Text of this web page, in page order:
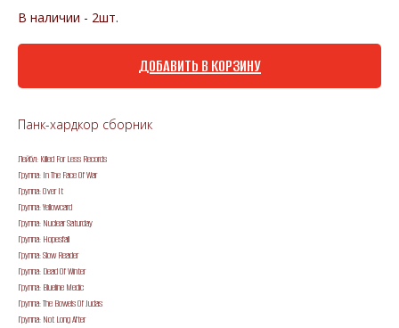
В наличии - 2шт.
ДОБАВИТЬ В КОРЗИНУ
Панк-хардкор сборник
Лейбл: Killed For Less Records
Группа: In The Face Of War
Группа: Over It
Группа: Yellowcard
Группа: Nuclear Saturday
Группа: Hopesfall
Группа: Slow Reader
Группа: Dead Of Winter
Группа: Blueline Medic
Группа: The Bowels Of Judas
Группа: Not Long After